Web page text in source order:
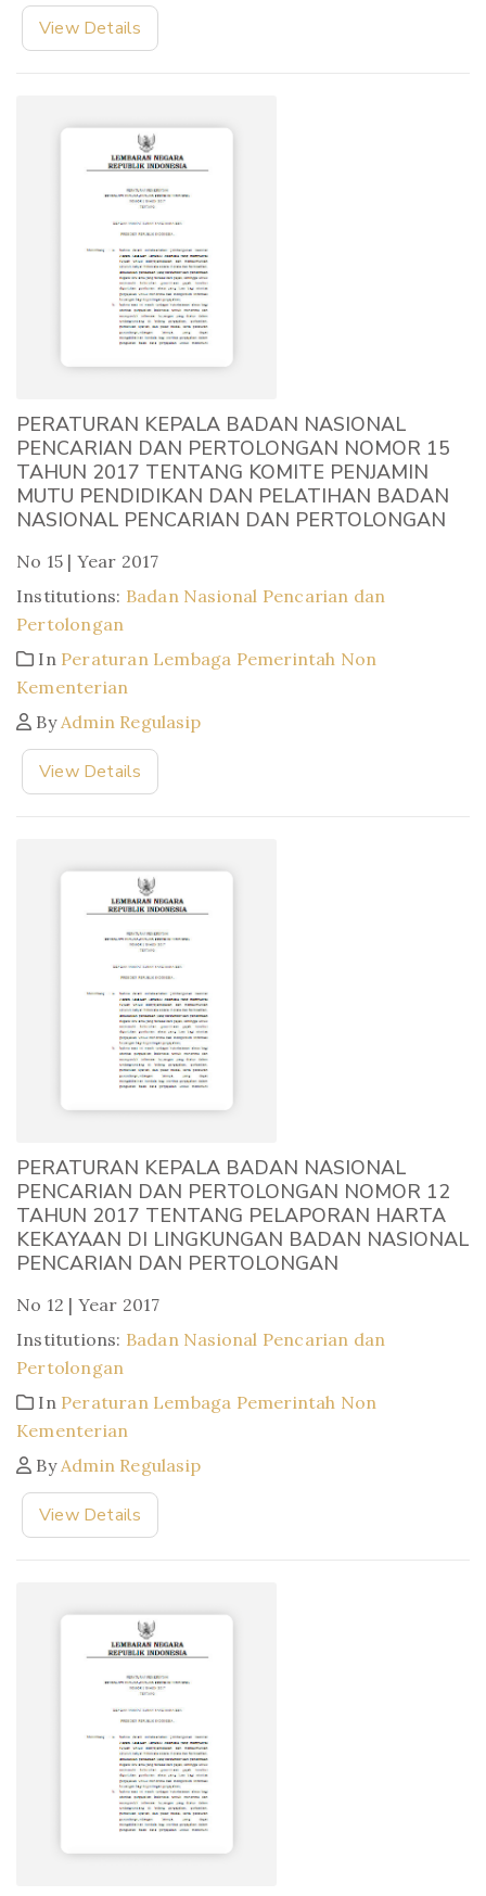
View Details
PERATURAN KEPALA BADAN NASIONAL
PENCARIAN DAN PERTOLONGAN NOMOR 15
TAHUN 2017 TENTANG KOMITE PENJAMIN
MUTU PENDIDIKAN DAN PELATIHAN BADAN
NASIONAL PENCARIAN DAN PERTOLONGAN
No 15 | Year 2017
Institutions: Badan Nasional Pencarian dan
Pertolongan
In Peraturan Lembaga Pemerintah Non
Kementerian
By Admin Regulasip
View Details
PERATURAN KEPALA BADAN NASIONAL
PENCARIAN DAN PERTOLONGAN NOMOR 12
TAHUN 2017 TENTANG PELAPORAN HARTA
KEKAYAAN DI LINGKUNGAN BADAN NASIONAL
PENCARIAN DAN PERTOLONGAN
No 12 | Year 2017
Institutions: Badan Nasional Pencarian dan
Pertolongan
In Peraturan Lembaga Pemerintah Non
Kementerian
By Admin Regulasip
View Details